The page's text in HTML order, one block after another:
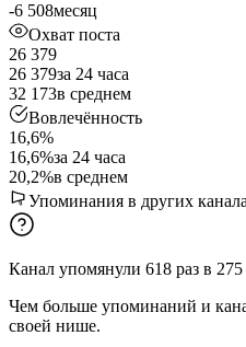
-6 508месяц
Охват поста
26 379
26 379за 24 часа
32 173в среднем
Вовлечённость
16,6%
16,6%за 24 часа
20,2%в среднем
Упоминания в других
Канал упомянули 618 раз в 275
Чем больше упоминаний и
своей нише.